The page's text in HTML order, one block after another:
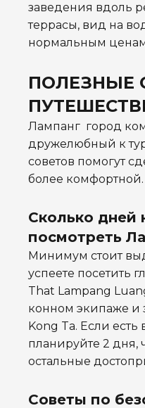
заведения вдоль
террасы, вид на
нормальным
ПОЛЕЗНЫЕ
Лампанг город
дружелюбный к
советов помогут
более комфортной.
Сколько дней
посмотреть
Минимум стоит
успеете посетить
That Lampang
конном экипаже и
Kong Ta. Если есть
планируйте 2 дня,
остальные
Советы по